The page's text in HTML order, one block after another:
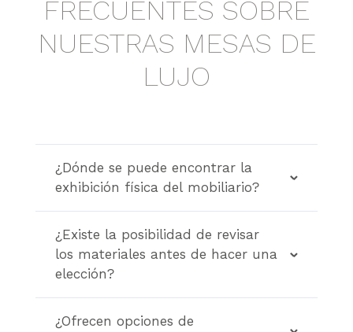
FRECUENTES SOBRE
NUESTRAS MESAS DE
LUJO
¿Dónde se puede encontrar la
exhibición física del mobiliario?
¿Existe la posibilidad de revisar
los materiales antes de hacer una
elección?
¿Ofrecen opciones de